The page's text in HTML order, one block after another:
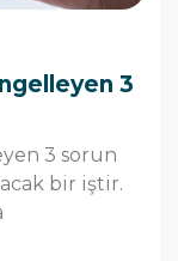
3
3 sorun
bir iştir.